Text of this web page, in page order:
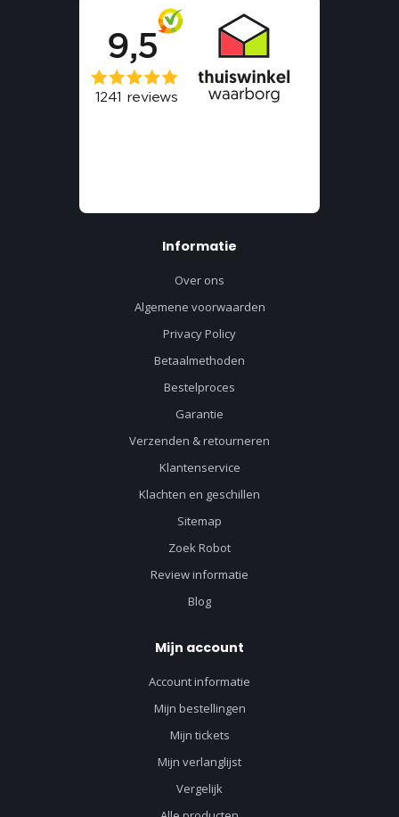
Informatie
Over ons
Algemene voorwaarden
Privacy Policy
Betaalmethoden
Bestelproces
Garantie
Verzenden & retourneren
Klantenservice
Klachten en geschillen
Sitemap
Zoek Robot
Review informatie
Blog
Mijn account
Account informatie
Mijn bestellingen
Mijn tickets
Mijn verlanglijst
Vergelijk